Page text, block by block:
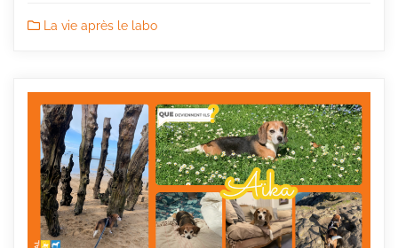
La vie après le labo